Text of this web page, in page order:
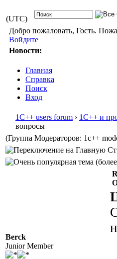
(UTC)
Добро пожаловать, Гость.
Войдите
Новости:
Главная
Справка
Поиск
Вход
1С++ users forum › 1С++ и
вопросы
(Группа Модераторов: 1c++
Berck
Junior Member